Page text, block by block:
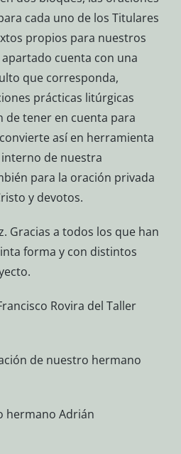
cada uno de los Titulares
propios para nuestros
apartado cuenta con una
que corresponda,
prácticas litúrgicas
de tener en cuenta para
así en herramienta
de nuestra
para la oración privada
y devotos.
Gracias a todos los que han
forma y con distintos
Rovira del Taller
de nuestro hermano
hermano Adrián